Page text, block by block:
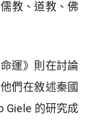
教、道教、佛
運》則在討論
們在敘述秦國
Giele 的研究成